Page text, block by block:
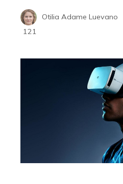
Otilia Adame Luevano
121